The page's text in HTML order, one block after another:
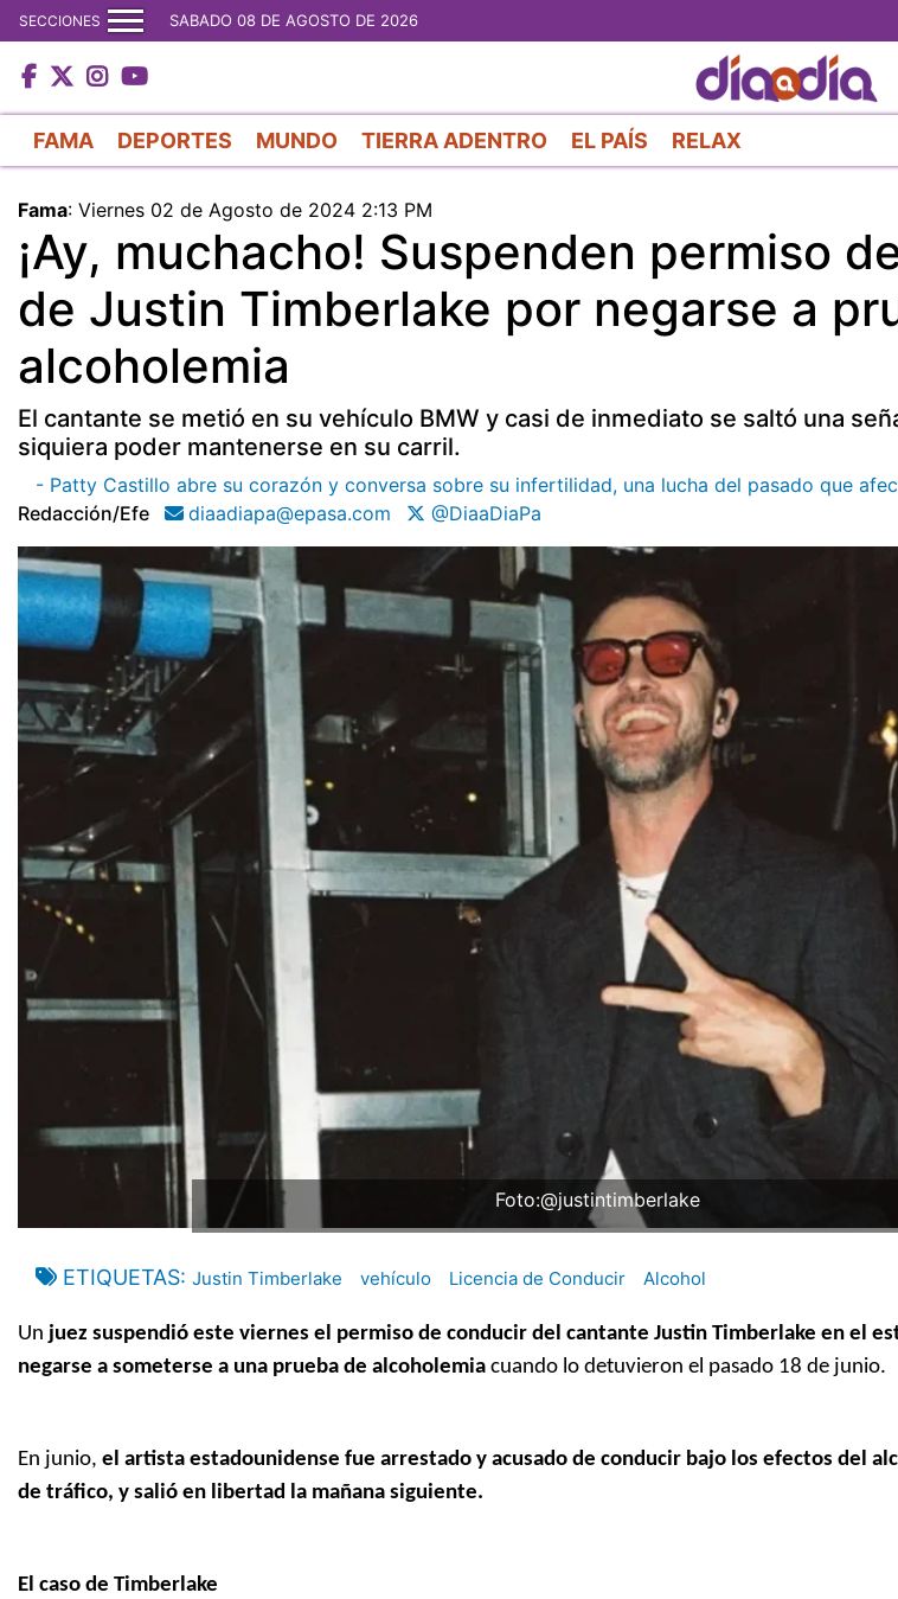
al
contenido
principal
SECCIONES SABADO 08 DE AGOSTO DE 2026
FAMA DEPORTES MUNDO TIERRA ADENTRO EL PAÍS RELAX
Fama: Viernes 02 de Agosto de 2024 2:13 PM
¡Ay, muchacho! Suspenden permiso
de Justin Timberlake por negarse a
alcoholemia
El cantante se metió en su vehículo BMW y casi de inmediato se saltó una
siquiera poder mantenerse en su carril.
- Patty Castillo abre su corazón y conversa sobre su infertilidad, una lucha del pasado que
Redacción/efe
diaadiapa@epasa.com @DiaaDiaPa
Foto:@justintimberlake
ETIQUETAS Justin Timberlake vehículo Licencia de Conducir Alcohol
Un juez suspendió este viernes el permiso de conducir del cantante Justin Timberlake en el
negarse a someterse a una prueba de alcoholemia cuando lo detuvieron el pasado 18 de junio.
En junio, el artista estadounidense fue arrestado y acusado de conducir bajo los efectos del
de tráfico, y salió en libertad la mañana siguiente.
El caso de Timberlake